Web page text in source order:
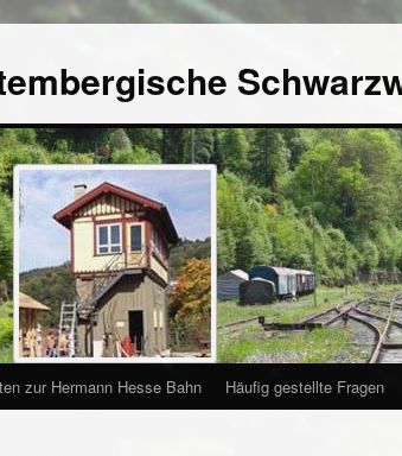
zur Hermann Hesse Bahn Häufig gestellte Fragen